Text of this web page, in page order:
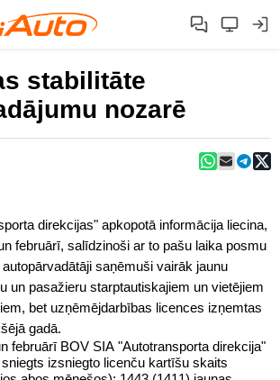
stabilitāte
nozarē
direkcijas" apkopotā informācija liecina,
februārī, salīdzinoši ar to pašu laika posmu
saņēmuši vairāk jaunu
un pasažieru starptautiskajiem un vietējiem
bet uzņēmējdarbības licences izņemtas
gadā.
februārī BOV SIA "Autotransporta direkcija"
izsniegto licenču kartīšu skaits